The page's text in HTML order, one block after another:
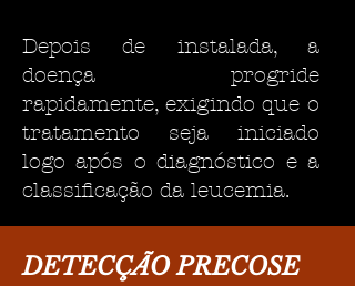
Depois de instalada, a
doença progride
rapidamente, exigindo que o
tratamento seja iniciado
logo após o diagnóstico e a
classificação da leucemia.
DETECÇÃO PRECOSE